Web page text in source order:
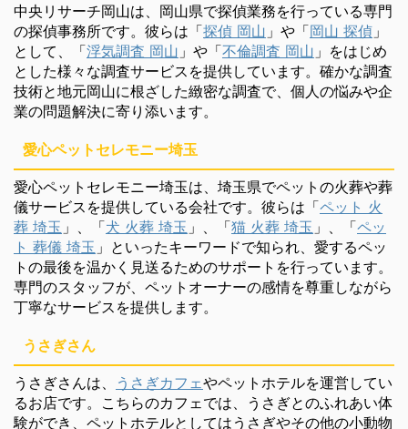
中央リサーチ岡山は、岡山県で探偵業務を行っている専門
の探偵事務所です。彼らは「探偵 岡山 」や「岡山 探偵 」
として、「浮気調査 岡山 」や「不倫調査 岡山 」をはじめ
とした様々な調査サービスを提供しています。確かな調査
技術と地元岡山に根ざした緻密な調査で、個人の悩みや企
業の問題解決に寄り添います。
愛心ペットセレモニー埼玉
愛心ペットセレモニー埼玉は、埼玉県でペットの火葬や葬
儀サービスを提供している会社です。彼らは「ペット 火
葬 埼玉 」、「犬 火葬 埼玉 」、「猫 火葬 埼玉 」、「ペッ
ト 葬儀 埼玉 」といったキーワードで知られ、愛するペッ
トの最後を温かく見送るためのサポートを行っています。
専門のスタッフが、ペットオーナーの感情を尊重しながら
丁寧なサービスを提供します。
うさぎさん
うさぎさんは、 うさぎカフェやペットホテルを運営してい
るお店です。こちらのカフェでは、うさぎとのふれあい体
験ができ、ペットホテルとしてはうさぎやその他の小動物